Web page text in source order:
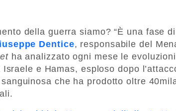
della guerra siamo? “È una fase
Dentice, responsabile del
ha analizzato ogni mese le
e Hamas, esploso dopo
che ha prodotto oltre